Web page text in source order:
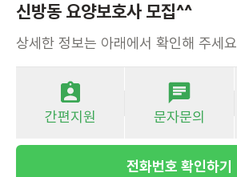
신방동 요양보호사 모집^^
상세한 정보는 아래에서 확인해 주세요
간편지원 문자문의
전화번호 확인하기